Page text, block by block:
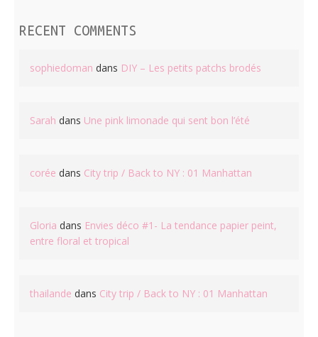
RECENT COMMENTS
sophiedoman dans DIY – Les petits patchs brodés
Sarah dans Une pink limonade qui sent bon l’été
corée dans City trip / Back to NY : 01 Manhattan
Gloria dans Envies déco #1- La tendance papier peint,
entre floral et tropical
thailande dans City trip / Back to NY : 01 Manhattan